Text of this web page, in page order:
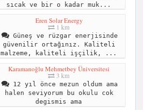
sıcak ve bir o kadar muk...
Eren Solar Energy
1 km
Güneş ve rüzgar enerjisinde
güvenilir ortağınız. Kaliteli
malzeme, kaliteli işçilik, ...
Karamanoğlu Mehmetbey Üniversitesi
3 km
12 yıl önce mezun oldum ama
halen seviyorum bu okulu cok
degismis ama